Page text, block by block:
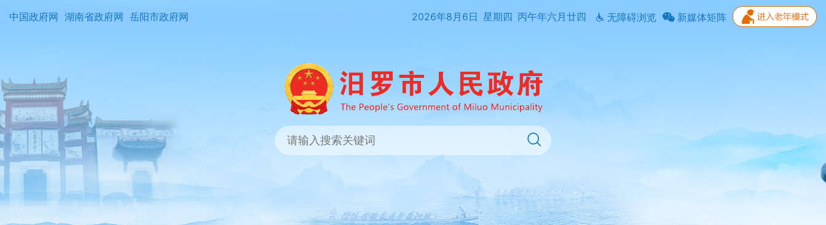
中国政府网 湖南省政府网 岳阳市政府网 2026年8月6日 星期四 丙午年六月廿四 无障碍浏览 新媒体矩阵